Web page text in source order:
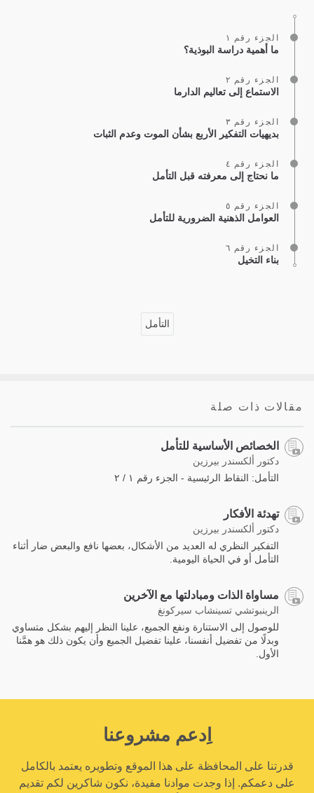
الجزء رقم ١
ما أهمية دراسة البوذية؟
الجزء رقم ٢
الاستماع إلى تعاليم الدارما
الجزء رقم ٣
بديهيات التفكير الأربع بشأن الموت وعدم الثبات
الجزء رقم ٤
ما نحتاج إلى معرفته قبل التأمل
الجزء رقم ٥
العوامل الذهنية الضرورية للتأمل
الجزء رقم ٦
بناء التخيل
التأمل
مقالات ذات صلة
الخصائص الأساسية للتأمل
دكتور ألكسندر بيرزين
التأمل: النقاط الرئيسية - الجزء رقم ١ / ٢
تهدئة الأفكار
دكتور ألكسندر بيرزين
التفكير النظري له العديد من الأشكال، بعضها نافع والبعض ضار أثناء
التأمل أو في الحياة اليومية.
مساواة الذات ومبادلتها مع الآخرين
الرينبوتشي تسينشاب سيركونغ
للوصول إلى اﻻستنارة ونفع الجميع، علينا النظر إليهم بشكل متساوي
وبدلًا من تفضيل أنفسنا، علينا تفضيل الجميع وأن يكون ذلك هو همَّنا
الأول.
اِدعم مشروعنا
قدرتنا على المحافظة على هذا الموقع وتطويره يعتمد بالكامل
على دعمكم. إذا وجدت موادنا مفيدة، نكون شاكرين لكم تقديم